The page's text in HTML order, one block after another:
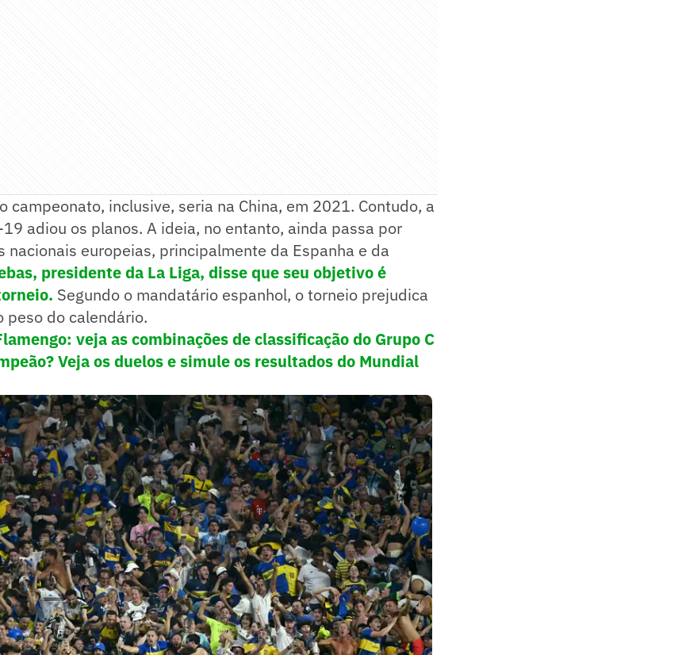
campeonato, inclusive, seria na China, em 2021. Contudo, a
adiou os planos. A ideia, no entanto, ainda passa por
nacionais europeias, principalmente da Espanha e da
presidente da La Liga, disse que seu objetivo é
Segundo o mandatário espanhol, o torneio prejudica
peso do calendário.
veja as combinações de classificação do Grupo C
Veja os duelos e simule os resultados do Mundial